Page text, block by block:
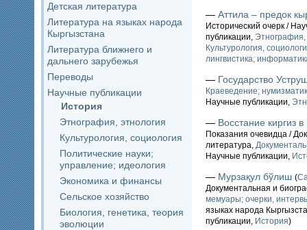
Детская литература
Литература на языках народа
Кыргызстана
Литература ближнего и
дальнего зарубежья
Переводы
Научные публикации
История
Этнография, этнология
Культурология, социология
Политические науки;
управление; идеология
Экономика и финансы
Сельское хозяйство
Биология, генетика, теория
эволюции
— Аттила – предок
Исторический очерк /
публикации, Этнография,
Культурология,
лингвистика;
— Государство
Краеведение;
Научные публикации,
— Восстание киргиз
Показания очевидца /
литература,
Научные публикации,
— Мурзақул бўлиш (
Документальная и
мемуары; очерки,
языках народа
публикации, История)